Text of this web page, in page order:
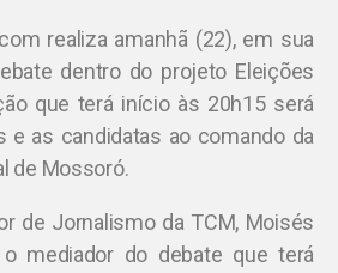
realiza amanhã (22), em sua
dentro do projeto Eleições
que terá início às 20h15 será
e as candidatas ao comando da
de Mossoró.
de Jornalismo da TCM, Moisés
mediador do debate que terá